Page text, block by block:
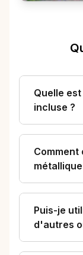
Quelle
incluse ?
Comment
métallique
Puis-je
d'autres